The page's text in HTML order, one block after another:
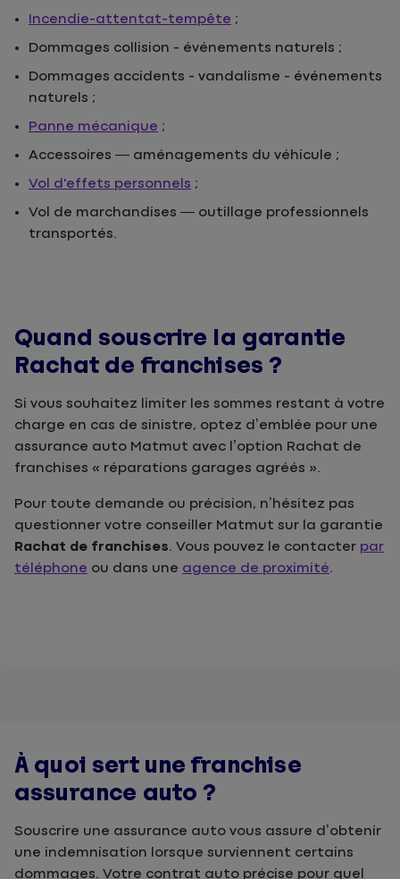
Incendie-attentat-tempête ;
Dommages collision - événements naturels ;
Dommages accidents - vandalisme - événements
naturels ;
Panne mécanique ;
Accessoires — aménagements du véhicule ;
Vol d'effets personnels ;
Vol de marchandises — outillage professionnels
transportés.
Quand souscrire la garantie
Rachat de franchises ?
Si vous souhaitez limiter les sommes restant à votre
charge en cas de sinistre, optez d’emblée pour une
assurance auto Matmut avec l’option Rachat de
franchises « réparations garages agréés ».
Pour toute demande ou précision, n’hésitez pas
questionner votre conseiller Matmut sur la garantie
Rachat de franchises. Vous pouvez le contacter par
téléphone ou dans une agence de proximité.
À quoi sert une franchise
assurance auto ?
Souscrire une assurance auto vous assure d’obtenir
une indemnisation lorsque surviennent certains
dommages. Votre contrat auto précise pour quel